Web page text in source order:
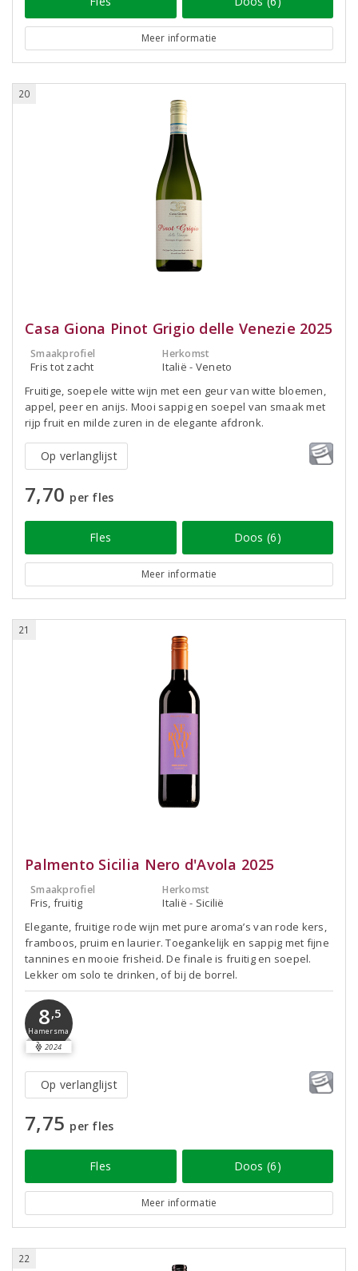
Meer informatie
20
Casa Giona Pinot Grigio delle Venezie 2025
Smaakprofiel
Fris tot zacht
Herkomst
Italië - Veneto
Fruitige, soepele witte wijn met een geur van witte bloemen,
appel, peer en anijs. Mooi sappig en soepel van smaak met
rijp fruit en milde zuren in de elegante afdronk.
Op verlanglijst
7,70 per fles
Fles Doos (6)
Meer informatie
21
Palmento Sicilia Nero d'Avola 2025
Smaakprofiel
Fris, fruitig
Herkomst
Italië - Sicilië
Elegante, fruitige rode wijn met pure aroma’s van rode kers,
framboos, pruim en laurier. Toegankelijk en sappig met fijne
tannines en mooie frisheid. De finale is fruitig en soepel.
Lekker om solo te drinken, of bij de borrel.
8,5
Hamersma
2024
Op verlanglijst
7,75 per fles
Fles Doos (6)
Meer informatie
22